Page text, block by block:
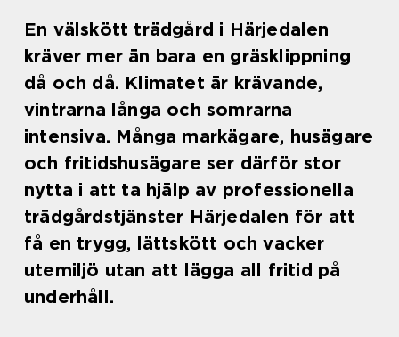
En välskött trädgård i Härjedalen
kräver mer än bara en gräsklippning
då och då. Klimatet är krävande,
vintrarna långa och somrarna
intensiva. Många markägare, husägare
och fritidshusägare ser därför stor
nytta i att ta hjälp av professionella
trädgårdstjänster Härjedalen för att
få en trygg, lättskött och vacker
utemiljö utan att lägga all fritid på
underhåll.